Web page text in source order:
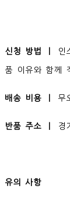
신청 방법 ㅣ 인
품 이유와 함께
배송 비용 ㅣ 무
반품 주소 ㅣ 경
유의 사항